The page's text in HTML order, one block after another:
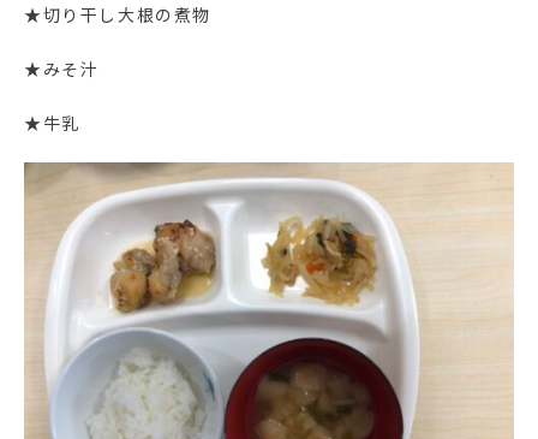
★切り干し大根の煮物
★みそ汁
★牛乳